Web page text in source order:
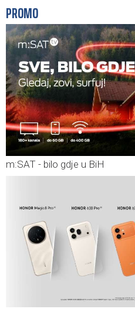
PROMO
m:SAT - bilo gdje u BiH